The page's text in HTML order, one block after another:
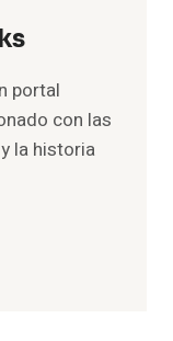
portal
con las
la historia